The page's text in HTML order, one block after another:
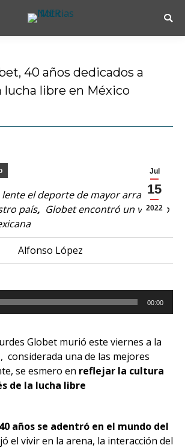
40 años dedicados a
lucha libre en México
Jul
15
2022
el deporte de mayor arraigo
país, Globet encontró un vinculo
Alfonso López
00:00
Globet murió este viernes a la
considerada una de las mejores
se esmero en reflejar la cultura
de la lucha libre
40 años se adentró en el mundo del
el vivir en la arena, la interacción del